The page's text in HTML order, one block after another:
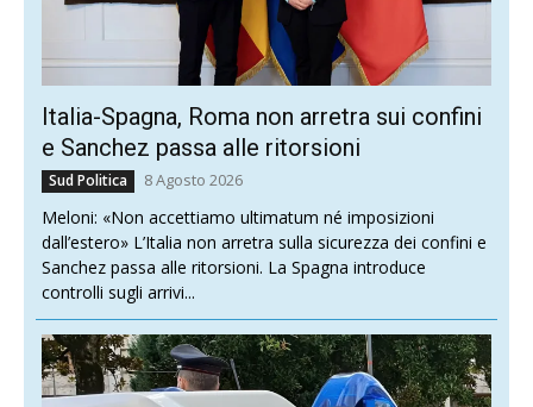
Italia-Spagna, Roma non arretra sui confini
e Sanchez passa alle ritorsioni
Sud Politica 8 Agosto 2026
Meloni: «Non accettiamo ultimatum né imposizioni
dall’estero» L’Italia non arretra sulla sicurezza dei confini e
Sanchez passa alle ritorsioni. La Spagna introduce
controlli sugli arrivi...